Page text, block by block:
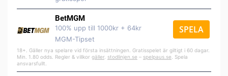
BetMGM
100% upp till 1000kr + 64kr
MGM-Tipset
SPELA
18+. Gäller nya spelare vid första insättningen. Gratisspelet är giltigt i 60 dagar.
Min. 1.80 odds. Regler & villkor gäller stodlinjen.se – spelpaus.se . Spela
ansvarsfullt.